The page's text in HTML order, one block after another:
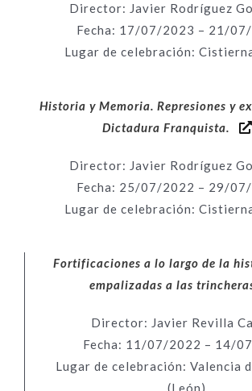
Director: Javier Rodríguez
Fecha: 17/07/2023 – 21/
Lugar de celebración:
Historia y Memoria. Represiones y
Dictadura Franquista.
Director: Javier Rodríguez
Fecha: 25/07/2022 – 29/
Lugar de celebración:
Fortificaciones a lo largo de la
empalizadas a las
Director: Javier Revilla
Fecha: 11 /07/2022 – 14/
Lugar de celebración: Valencia
(León)